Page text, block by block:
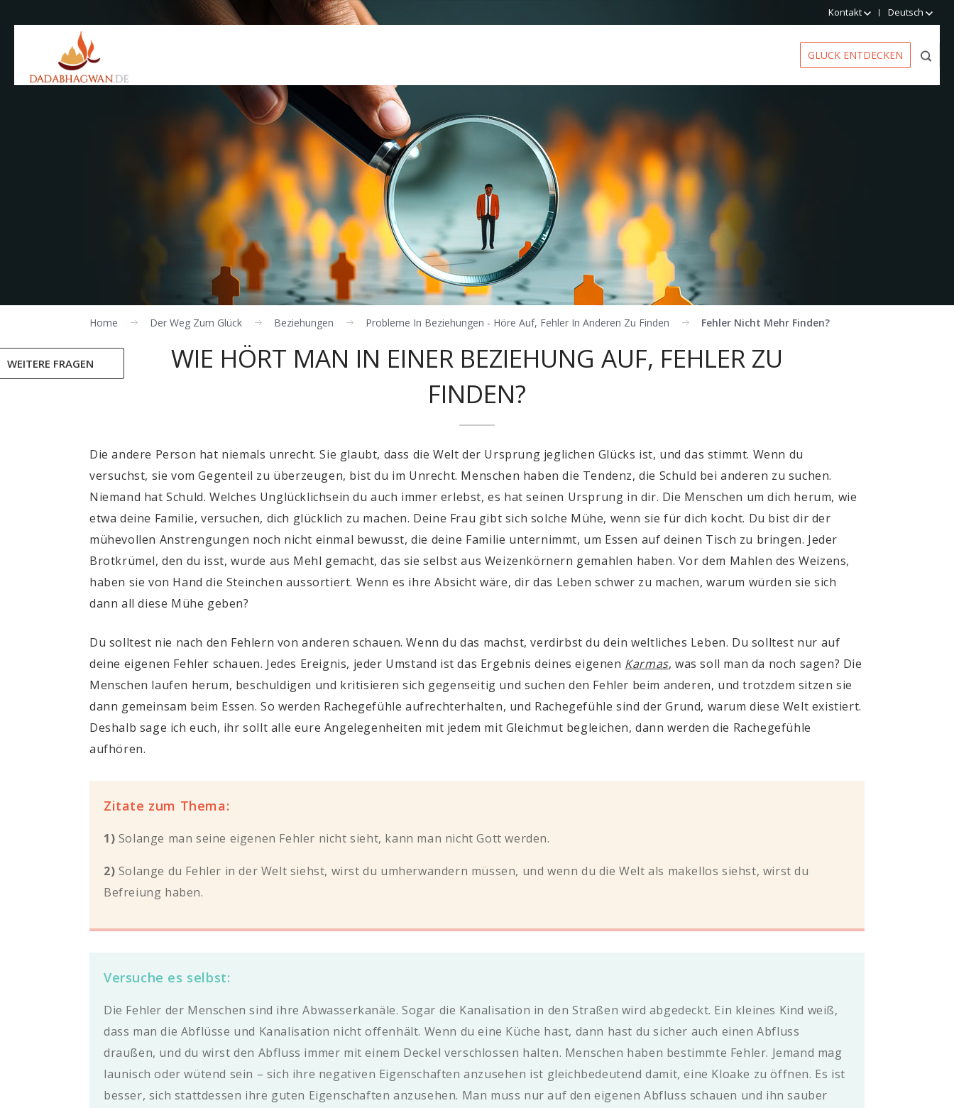
Kontakt Deutsch
GLÜCK ENTDECKEN
WEITERE FRAGEN
Home Der Weg Zum Glück Beziehungen Probleme In Beziehungen - Höre Auf, Fehler In Anderen Zu Finden Fehler Nicht Mehr Finden?
WIE HÖRT MAN IN EINER BEZIEHUNG AUF, FEHLER ZU
FINDEN?
Die andere Person hat niemals unrecht. Sie glaubt, dass die Welt der Ursprung jeglichen Glücks ist, und das stimmt. Wenn du
versuchst, sie vom Gegenteil zu überzeugen, bist du im Unrecht. Menschen haben die Tendenz, die Schuld bei anderen zu suchen.
Niemand hat Schuld. Welches Unglücklichsein du auch immer erlebst, es hat seinen Ursprung in dir. Die Menschen um dich herum, wie
etwa deine Familie, versuchen, dich glücklich zu machen. Deine Frau gibt sich solche Mühe, wenn sie für dich kocht. Du bist dir der
mühevollen Anstrengungen noch nicht einmal bewusst, die deine Familie unternimmt, um Essen auf deinen Tisch zu bringen. Jeder
Brotkrümel, den du isst, wurde aus Mehl gemacht, das sie selbst aus Weizenkörnern gemahlen haben. Vor dem Mahlen des Weizens,
haben sie von Hand die Steinchen aussortiert. Wenn es ihre Absicht wäre, dir das Leben schwer zu machen, warum würden sie sich
dann all diese Mühe geben?
Du solltest nie nach den Fehlern von anderen schauen. Wenn du das machst, verdirbst du dein weltliches Leben. Du solltest nur auf
deine eigenen Fehler schauen. Jedes Ereignis, jeder Umstand ist das Ergebnis deines eigenen Karmas, was soll man da noch sagen? Die
Menschen laufen herum, beschuldigen und kritisieren sich gegenseitig und suchen den Fehler beim anderen, und trotzdem sitzen sie
dann gemeinsam beim Essen. So werden Rachegefühle aufrechterhalten, und Rachegefühle sind der Grund, warum diese Welt existiert.
Deshalb sage ich euch, ihr sollt alle eure Angelegenheiten mit jedem mit Gleichmut begleichen, dann werden die Rachegefühle
aufhören.
Zitate zum Thema:
1) Solange man seine eigenen Fehler nicht sieht, kann man nicht Gott werden.
2) Solange du Fehler in der Welt siehst, wirst du umherwandern müssen, und wenn du die Welt als makellos siehst, wirst du
Befreiung haben.
Versuche es selbst:
Die Fehler der Menschen sind ihre Abwasserkanäle. Sogar die Kanalisation in den Straßen wird abgedeckt. Ein kleines Kind weiß,
dass man die Abflüsse und Kanalisation nicht offenhält. Wenn du eine Küche hast, dann hast du sicher auch einen Abfluss
draußen, und du wirst den Abfluss immer mit einem Deckel verschlossen halten. Menschen haben bestimmte Fehler. Jemand mag
launisch oder wütend sein – sich ihre negativen Eigenschaften anzusehen ist gleichbedeutend damit, eine Kloake zu öffnen. Es ist
besser, sich stattdessen ihre guten Eigenschaften anzusehen. Man muss nur auf den eigenen Abfluss schauen und ihn sauber